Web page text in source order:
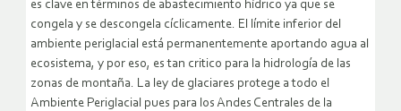
es clave en términos de abastecimiento hídrico ya que se
congela y se descongela cíclicamente. El límite inferior del
ambiente periglacial está permanentemente aportando agua al
ecosistema, y por eso, es tan critico para la hidrología de las
zonas de montaña. La ley de glaciares protege a todo el
Ambiente Periglacial pues para los Andes Centrales de la